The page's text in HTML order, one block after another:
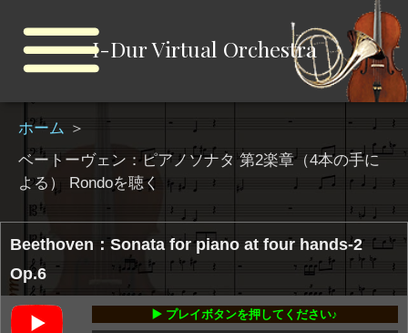
I-Dur Virtual Orchestra
ホーム ＞
ベートーヴェン：ピアノソナタ 第2楽章（4本の手に
よる） Rondoを聴く
Beethoven：Sonata for piano at four hands-2
Op.6
▶️ プレイボタンを押してください♪